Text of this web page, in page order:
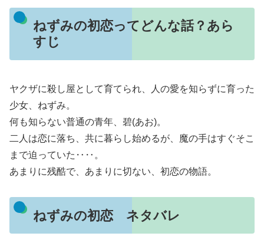
ねずみの初恋ってどんな話？あら
すじ
ヤクザに殺し屋として育てられ、人の愛を知らずに育った
少女、ねずみ。
何も知らない普通の青年、碧(あお)。
二人は恋に落ち、共に暮らし始めるが、魔の手はすぐそこ
まで迫っていた‥‥。
あまりに残酷で、あまりに切ない、初恋の物語。
ねずみの初恋 ネタバレ